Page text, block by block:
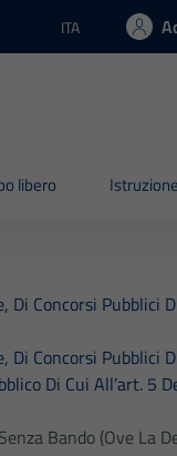
Lingua attiva:
ITA
libero Istruzione
Di Concorsi Pubblici
Di Concorsi Pubblici
Di Cui All’art. 5
Bando (ove La